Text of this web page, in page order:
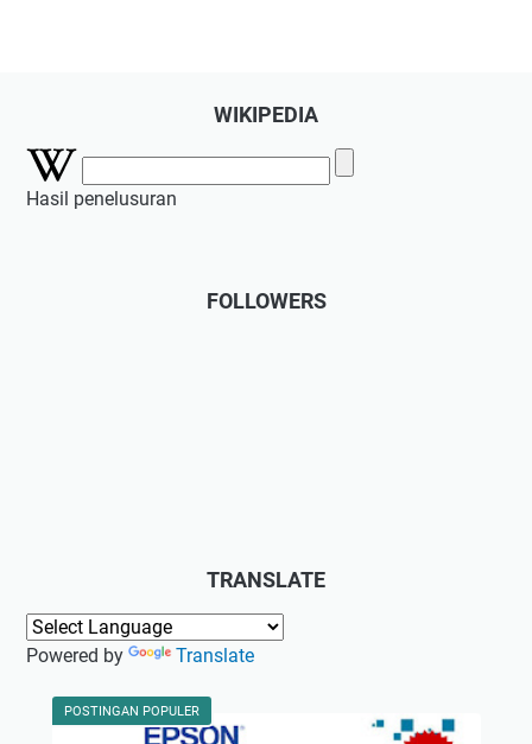
WIKIPEDIA
Hasil penelusuran
FOLLOWERS
TRANSLATE
Powered by Translate
POSTINGAN POPULER